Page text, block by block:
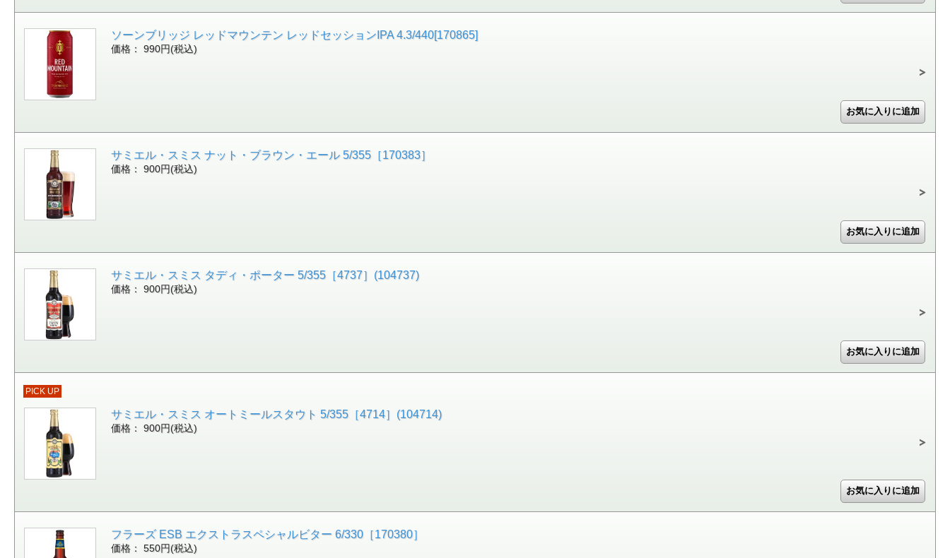
ソーンブリッジ レッドマウンテン レッドセッションIPA 4.3/440[170865]
価格： 990円(税込)
サミエル・スミス ナット・ブラウン・エール 5/355［170383］
価格： 900円(税込)
サミエル・スミス タディ・ポーター 5/355［4737］(104737)
価格： 900円(税込)
PICK UP
サミエル・スミス オートミールスタウト 5/355［4714］(104714)
価格： 900円(税込)
フラーズ ESB エクストラスペシャルビター 6/330［170380］
価格： 550円(税込)